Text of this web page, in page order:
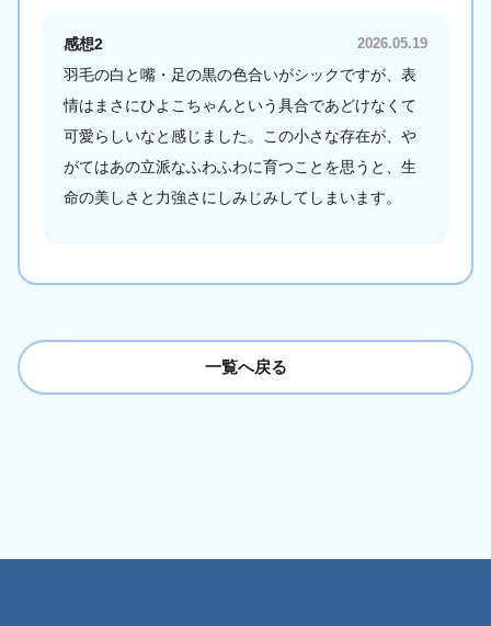
感想2 2026.05.19
羽毛の白と嘴・足の黒の色合いがシックですが、表
情はまさにひよこちゃんという具合であどけなくて
可愛らしいなと感じました。この小さな存在が、や
がてはあの立派なふわふわに育つことを思うと、生
命の美しさと力強さにしみじみしてしまいます。
一覧へ戻る